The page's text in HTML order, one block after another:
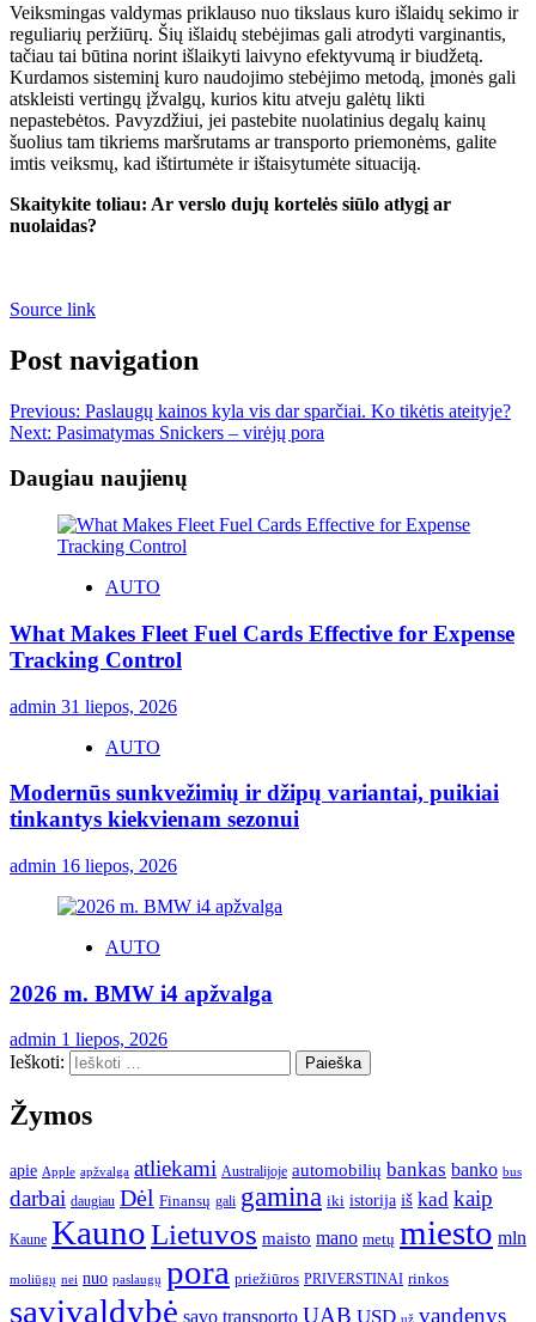
Veiksmingas valdymas priklauso nuo tikslaus kuro išlaidų sekimo ir
reguliarių peržiūrų. Šių išlaidų stebėjimas gali atrodyti varginantis,
tačiau tai būtina norint išlaikyti laivyno efektyvumą ir biudžetą.
Kurdamos sisteminį kuro naudojimo stebėjimo metodą, įmonės gali
atskleisti vertingų įžvalgų, kurios kitu atveju galėtų likti
nepastebėtos. Pavyzdžiui, jei pastebite nuolatinius degalų kainų
šuolius tam tikriems maršrutams ar transporto priemonėms, galite
imtis veiksmų, kad ištirtumėte ir ištaisytumėte situaciją.
Skaitykite toliau: Ar verslo dujų kortelės siūlo atlygį ar
nuolaidas?
Source link
Post navigation
Previous: Paslaugų kainos kyla vis dar sparčiai. Ko tikėtis ateityje?
Next: Pasimatymas Snickers – virėjų pora
Daugiau naujienų
AUTO
What Makes Fleet Fuel Cards Effective for Expense
Tracking Control
admin 31 liepos, 2026
AUTO
Modernūs sunkvežimių ir džipų variantai, puikiai
tinkantys kiekvienam sezonui
admin 16 liepos, 2026
AUTO
2026 m. BMW i4 apžvalga
admin 1 liepos, 2026
Ieškoti:
Žymos
apie Apple apžvalga atliekami Australijoje automobilių bankas banko bus
darbai daugiau Dėl Finansų gali gamina iki istorija iš kad kaip
Kaune KaunoLietuvos maisto mano metų miesto mln
moliūgų nei nuo paslaugų pora priežiūros PRIVERSTINAI rinkos
savivaldybė savo transporto UAB USD už vandenys